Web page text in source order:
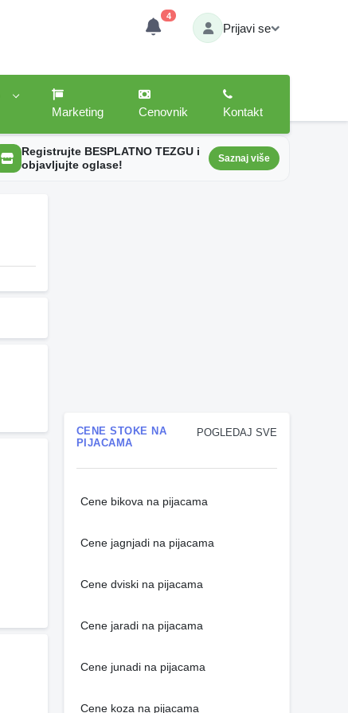
4
Prijavi se
Marketing
Cenovnik Kontakt
Registrujte BESPLATNO TEZGU i
objavljujte oglase!
Saznaj više
POGLEDAJ SVE
CENE STOKE NA
PIJACAMA
Cene bikova na pijacama
Cene jagnjadi na pijacama
Cene dviski na pijacama
Cene jaradi na pijacama
Cene junadi na pijacama
Cene koza na pijacama